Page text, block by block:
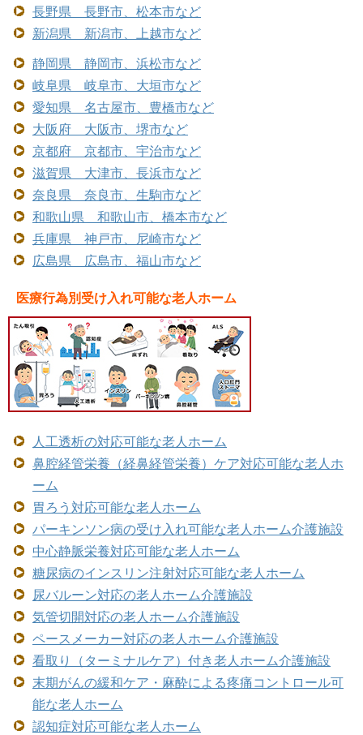
長野県 長野市、松本市など
新潟県 新潟市、上越市など
静岡県 静岡市、浜松市など
岐阜県 岐阜市、大垣市など
愛知県 名古屋市、豊橋市など
大阪府 大阪市、堺市など
京都府 京都市、宇治市など
滋賀県 大津市、長浜市など
奈良県 奈良市、生駒市など
和歌山県 和歌山市、橋本市など
兵庫県 神戸市、尼崎市など
広島県 広島市、福山市など
医療行為別受け入れ可能な老人ホーム
人工透析の対応可能な老人ホーム
鼻腔経管栄養（経鼻経管栄養）ケア対応可能な老人ホ
ーム
胃ろう対応可能な老人ホーム
パーキンソン病の受け入れ可能な老人ホーム介護施設
中心静脈栄養対応可能な老人ホーム
糖尿病のインスリン注射対応可能な老人ホーム
尿バルーン対応の老人ホーム介護施設
気管切開対応の老人ホーム介護施設
ペースメーカー対応の老人ホーム介護施設
看取り（ターミナルケア）付き老人ホーム介護施設
末期がんの緩和ケア・麻酔による疼痛コントロール可
能な老人ホーム
認知症対応可能な老人ホーム